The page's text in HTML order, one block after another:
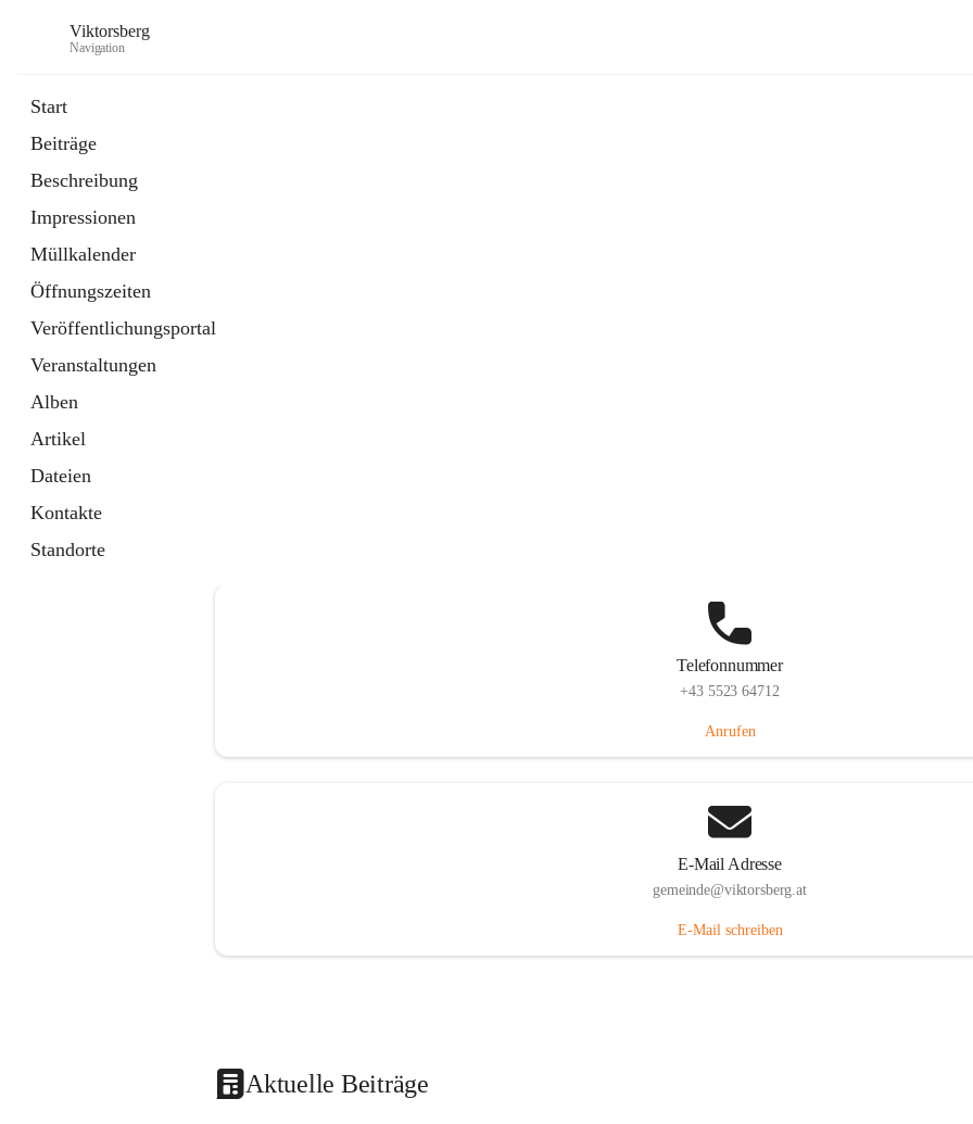
Viktorsberg
Navigation
Start
Beiträge
Beschreibung
Impressionen
Müllkalender
Öffnungszeiten
Veröffentlichungsportal
Veranstaltungen
Alben
Artikel
Dateien
Kontakte
Standorte
Telefonnummer
+43 5523 64712
Anrufen
E-Mail Adresse
gemeinde@viktorsberg.at
E-Mail schreiben
Aktuelle Beiträge